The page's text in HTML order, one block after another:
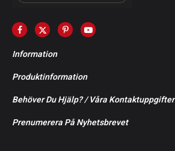
Information
Produktinformation
Behöver Du Hjälp? / Våra Kontaktuppgifter
Prenumerera På Nyhetsbrevet